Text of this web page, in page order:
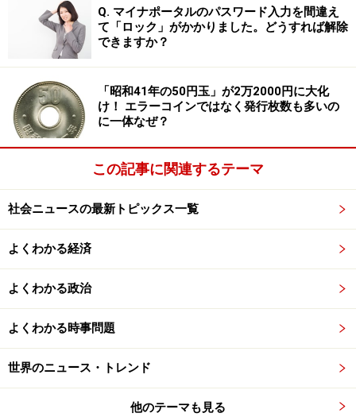
第3は、企業が成長する過程で、周囲に立地する企業や
研究機関との間で協力連携のネットワークができ上が
り、一種の企業グループが形成される。そのため、ネッ
になる。もし移転すれば、そのネットワークが切れ、せ
っかくの競争力が失われてしまう。
これは、日本の多くの中小企業が、系列の傘下にあり、
他の企業や研究機関と協力連携のネットワークをもた
ず、1社のみで親会社からの注文をさばくことに勤しん
ドイツでいろいろな人と議論をしていると、ほとんどの
ありながら、その成長要因として第3の条件が大きく働
いているだろうという結論に行きつく。
日本の中小企業は「職人と経理だけ」
日本の中小企業の組織構造を理解したドイツ人たちが最
Q. マイナポータルのパスワード入力を間違え
て「ロック」がかかりました。どうすれば解除
できますか？
「昭和41年の50円玉」が2万2000円に大化
け！ エラーコインではなく発行枚数も多いの
に一体なぜ？
この記事に関連するテーマ
社会ニュースの最新トピックス一覧
よくわかる経済
よくわかる政治
よくわかる時事問題
世界のニュース・トレンド
他のテーマも見る